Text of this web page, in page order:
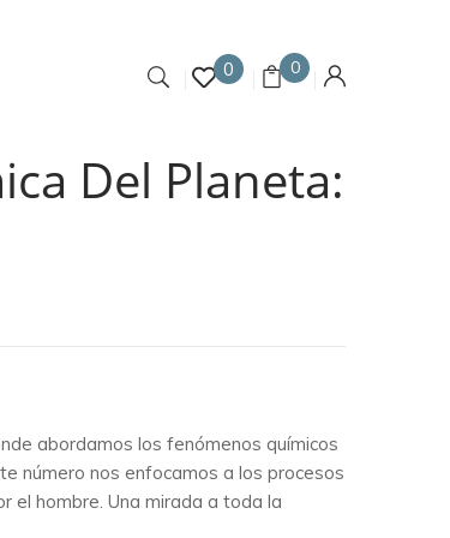
0 0
Del Planeta:
abordamos los fenómenos químicos
número nos enfocamos a los procesos
el hombre. Una mirada a toda la